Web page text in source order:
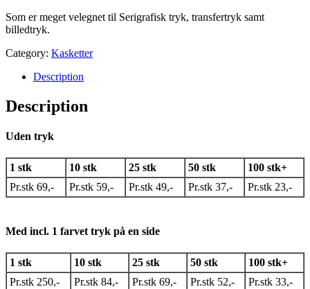
Som er meget velegnet til Serigrafisk tryk, transfertryk samt
billedtryk.
Category: Kasketter
Description
Description
Uden tryk
1 stk 10 stk 25 stk 50 stk
100 stk+
Pr.stk 69,-
Pr.stk 59,- Pr.stk 49,- Pr.stk 37,- Pr.stk 23,-
Med incl. 1 farvet tryk på en side
1 stk 10 stk 25 stk 50 stk
100 stk+
Pr.stk 250,-
Pr.stk 84,- Pr.stk 69,- Pr.stk 52,- Pr.stk 33,-